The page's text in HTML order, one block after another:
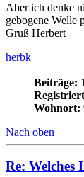
Aber ich denke
gebogene Welle
Gruß Herbert
herbk
Beiträge:
Wohnort:
Nach oben
Re: Welches